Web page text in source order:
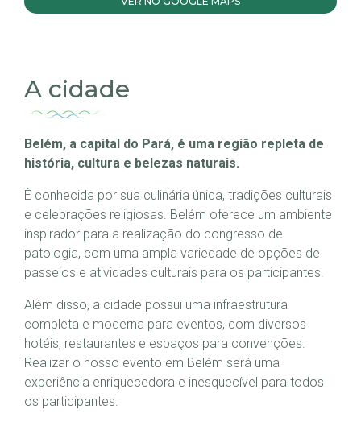
A cidade
Belém, a capital do Pará, é uma região repleta de
história, cultura e belezas naturais.
É conhecida por sua culinária única, tradições culturais
e celebrações religiosas. Belém oferece um ambiente
inspirador para a realização do congresso de
patologia, com uma ampla variedade de opções de
passeios e atividades culturais para os participantes.
Além disso, a cidade possui uma infraestrutura
completa e moderna para eventos, com diversos
hotéis, restaurantes e espaços para convenções.
Realizar o nosso evento em Belém será uma
experiência enriquecedora e inesquecível para todos
os participantes.